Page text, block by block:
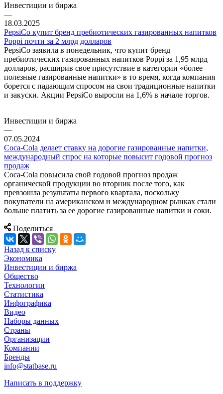
Инвестиции и биржа
—
18.03.2025
PepsiCo купит бренд пребиотических газированных напитков
Poppi почти за 2 млрд долларов
PepsiCo заявила в понедельник, что купит бренд
пребиотических газированных напитков Poppi за 1,95 млрд
долларов, расширив свое присутствие в категории «более
полезные газированные напитки» в то время, когда компания
борется с падающим спросом на свои традиционные напитки
и закуски. Акции PepsiCo выросли на 1,6% в начале торгов.
Инвестиции и биржа
—
07.05.2024
Coca-Cola делает ставку на дорогие газированные напитки,
международный спрос на которые повысит годовой прогноз
продаж
Coca-Cola повысила свой годовой прогноз продаж
органической продукции во вторник после того, как
превзошла результаты первого квартала, поскольку
покупатели на американском и международном рынках стали
больше платить за ее дорогие газированные напитки и соки.
Поделиться
Назад к списку
Экономика
Инвестиции и биржа
Общество
Технологии
Cтатистика
Инфографика
Видео
Наборы данных
Страны
Организации
Компании
Бренды
info@statbase.ru
Написать в поддержку